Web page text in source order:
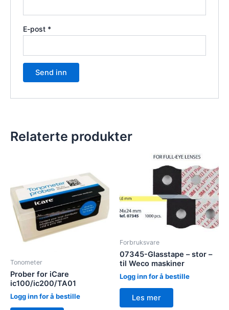
E-post *
Relaterte produkter
Tonometer
Prober for iCare
ic100/ic200/TA01
Logg inn for å bestille
Forbruksvare
07345-Glasstape – stor –
til Weco maskiner
Logg inn for å bestille
Les mer